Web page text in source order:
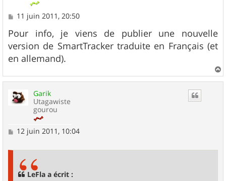
M
s
s
a
g
e
11 juin 2011, 20:50
Pour info, je viens de publier une nouvelle
version de SmartTracker traduite en Français (et
en allemand).
a
Garik
Utagawiste
gourou
M12 juin 2011, 10:04
LeFla a écrit :